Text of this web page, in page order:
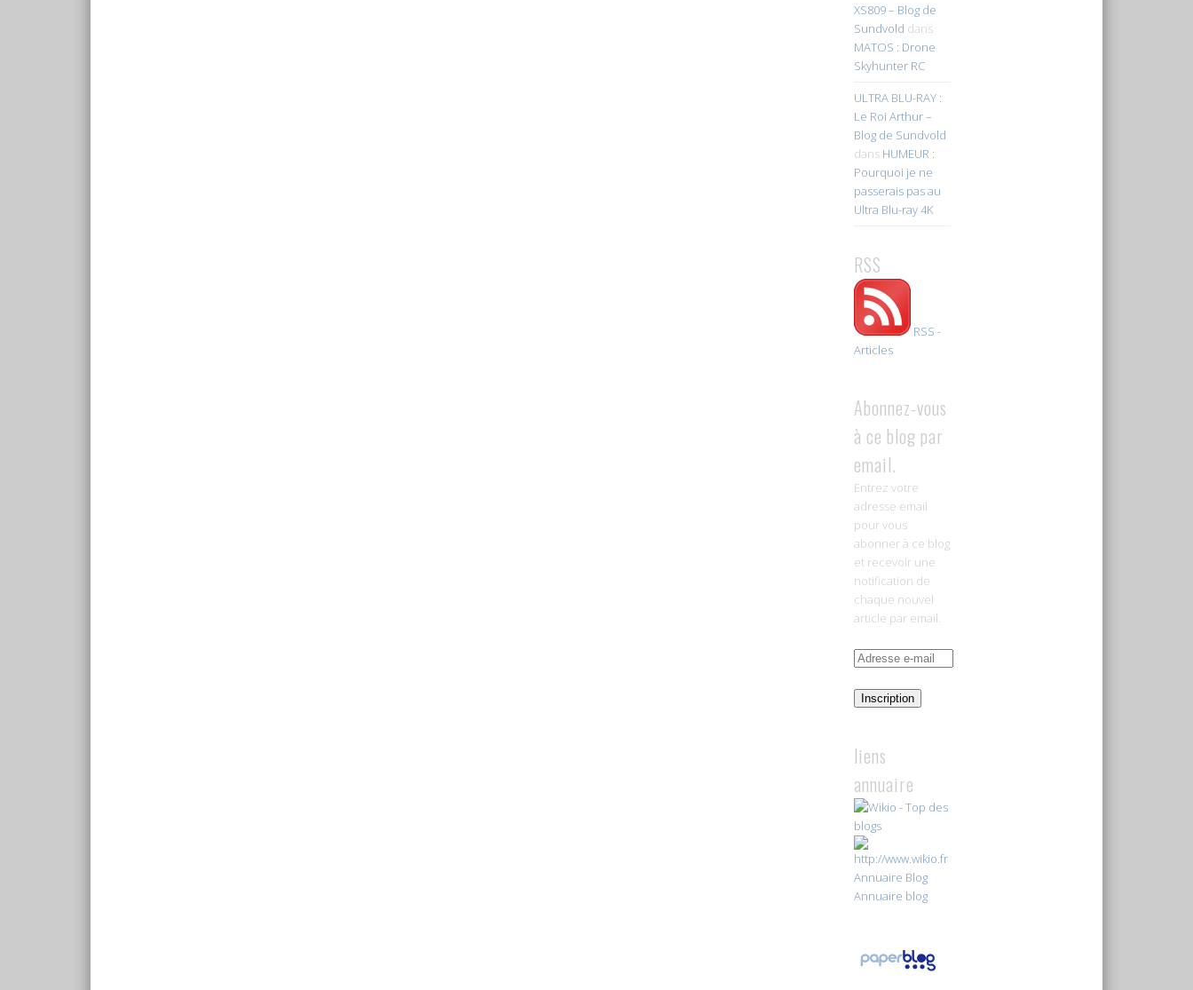
XS809 – Blog de
Sundvold dans
MATOS : Drone
Skyhunter RC
ULTRA BLU-RAY :
Le Roi Arthur –
Blog de Sundvold
dans HUMEUR :
Pourquoi je ne
passerais pas au
Ultra Blu-ray 4K
RSS
RSS -
Articles
Abonnez-vous
à ce blog par
email.
Entrez votre
adresse email
pour vous
abonner à ce blog
et recevoir une
notification de
chaque nouvel
article par email.
Adresse
mailInscription
liens
annuaire
Annuaire Blog
Annuaire blog